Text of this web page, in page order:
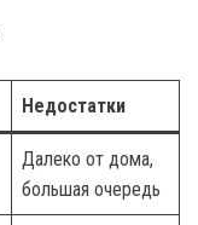
Недостатки
Далеко от дома,
большая очередь